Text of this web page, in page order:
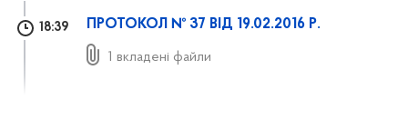
18:39 ПРОТОКОЛ № 37 ВІД 19.02.2016 Р.
1 вкладені файли